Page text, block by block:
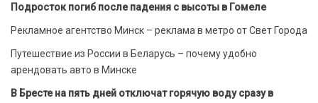
Подросток погиб после падения с высоты в Гомеле
Рекламное агентство Минск – реклама в метро от Свет Города
Путешествие из России в Беларусь – почему удобно
арендовать авто в Минске
В Бресте на пять дней отключат горячую воду сразу в